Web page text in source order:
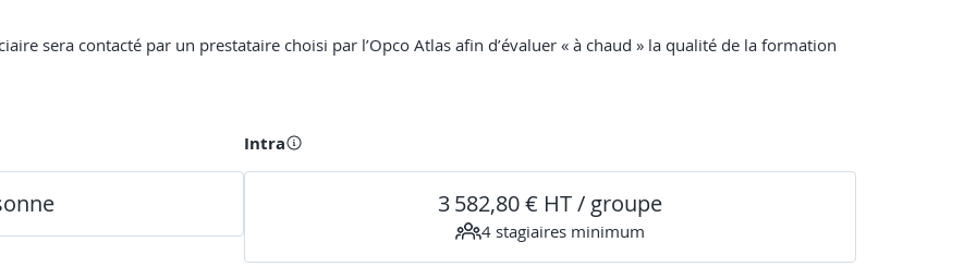
sera contacté par un prestataire choisi par l’Opco Atlas afin d’évaluer « à chaud » la qualité de la formation
Intra
3 582,80 € HT / groupe
4 stagiaires minimum